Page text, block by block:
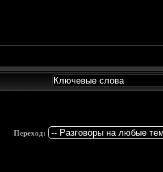
Переход: